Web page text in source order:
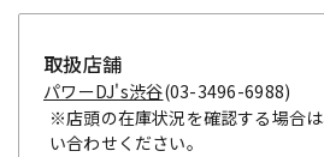
取扱店舗
パワーDJ's渋谷(03-3496-6988)
※店頭の在庫状況を確認する場合
い合わせください。